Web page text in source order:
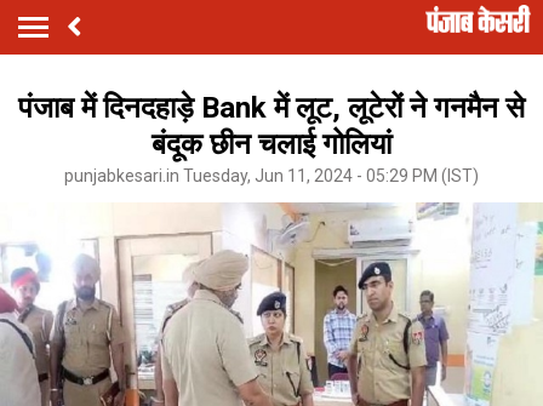
पंजाब में दिनदहाड़े Bank में लूट, लूटेरों ने गनमैन से
बंदूक छीन चलाई गोलियां
punjabkesari.in Tuesday, Jun 11, 2024 - 05:29 PM (IST)